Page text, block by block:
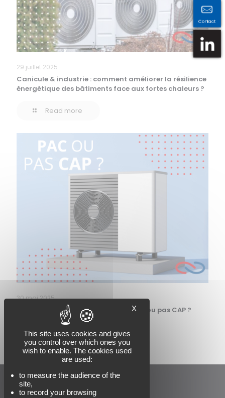
29 juillet 2025
Canicule & industrie : comment améliorer la résilience
énergétique des bâtiments face aux fortes chaleurs ?
Read more
30 mai 2025
Pompes à chaleur en entreprise : PAC ou pas CAP ?
Read more
Contact
X
This site uses cookies and gives
you control over which ones you
wish to enable. The cookies used
are used:
to measure the audience of the
site,
to record your browsing